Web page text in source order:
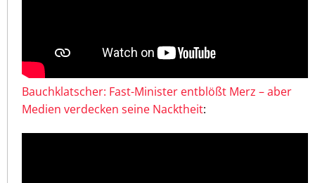
Bauchklatscher: Fast-Minister entblößt Merz – aber
Medien verdecken seine Nacktheit: